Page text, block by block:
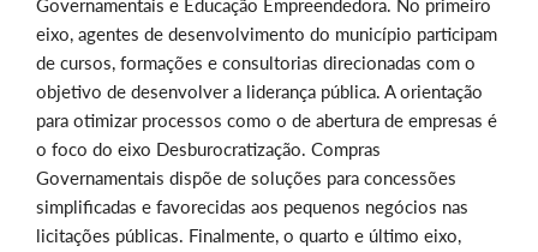
Governamentais e Educação Empreendedora. No primeiro
eixo, agentes de desenvolvimento do município participam
de cursos, formações e consultorias direcionadas com o
objetivo de desenvolver a liderança pública. A orientação
para otimizar processos como o de abertura de empresas é
o foco do eixo Desburocratização. Compras
Governamentais dispõe de soluções para concessões
simplificadas e favorecidas aos pequenos negócios nas
licitações públicas. Finalmente, o quarto e último eixo,